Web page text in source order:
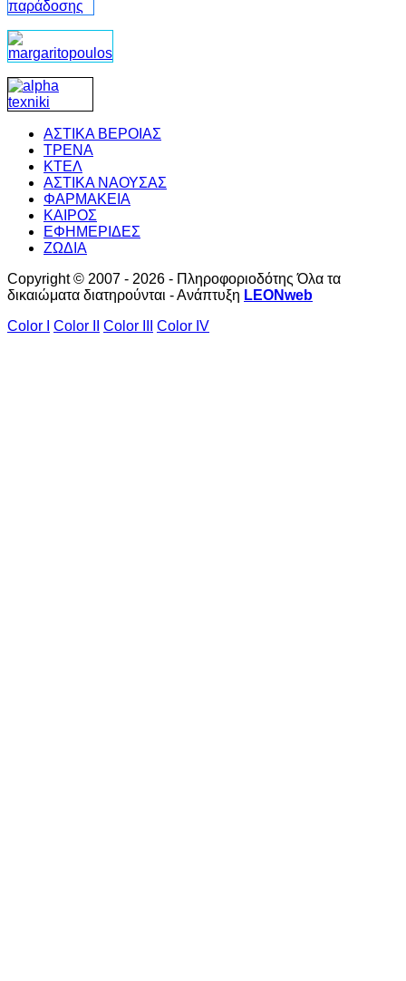
ΑΣΤΙΚΑ ΒΕΡΟΙΑΣ
ΤΡΕΝΑ
ΚΤΕΛ
ΑΣΤΙΚΑ ΝΑΟΥΣΑΣ
ΦΑΡΜΑΚΕΙΑ
ΚΑΙΡΟΣ
ΕΦΗΜΕΡΙΔΕΣ
ΖΩΔΙΑ
Copyright © 2007 - 2026 - Πληροφοριοδότης Όλα τα
δικαιώματα διατηρούνται - Ανάπτυξη LEONweb
Color I
Color II Color III Color IV